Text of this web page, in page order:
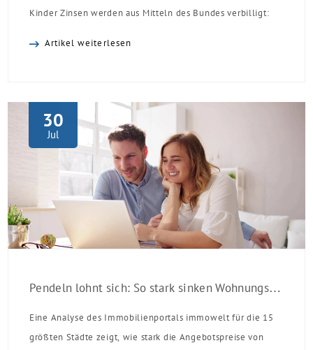
Kinder Zinsen werden aus Mitteln des Bundes verbilligt:
Einzelmaßnahmen […]
Artikel weiterlesen
30
Jul
Pendeln lohnt sich: So stark sinken Wohnungspreise im Umland
Eine Analyse des Immobilienportals immowelt für die 15
größten Städte zeigt, wie stark die Angebotspreise von